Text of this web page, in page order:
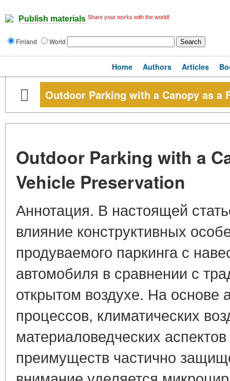
Publish materials Share your works with the world!
Finland World
Home Authors Articles
Outdoor Parking with a Canopy as a
Outdoor Parking with a
Vehicle Preservation
Аннотация. В настоящей
влияние конструктивных
продуваемого паркинга с
автомобиля в сравнении с
открытом воздухе. На основе
процессов, климатических
материаловедческих
преимуществ частично